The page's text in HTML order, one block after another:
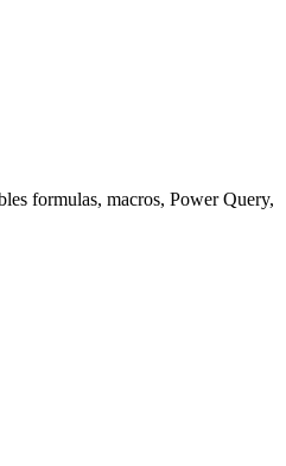
formulas, macros, Power Query,